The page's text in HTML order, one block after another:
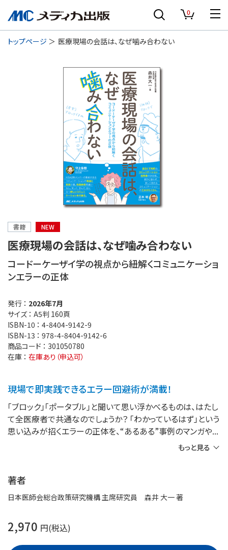
0
トップページ 医療現場の会話は、なぜ噛み合わない
書籍 NEW
医療現場の会話は、なぜ噛み合わない
コードーケーザイ学の視点から紐解くコミュニケーショ
ンエラーの正体
発行 ： 2026年7月
サイズ ： A5判 160頁
ISBN-10 ： 4-8404-9142-9
ISBN-13 ： 978-4-8404-9142-6
商品コード ： 301050780
在庫 ： 在庫あり（申込可）
現場で即実践できるエラー回避術が満載！
「ブロック」「ポータブル」と聞いて思い浮かべるものは、はたし
て全医療者で共通なのでしょうか？ 「わかっているはず」という
思い込みが招くエラーの正体を、“あるある”事例のマンガや
もっと見る
著者
日本医師会総合政策研究機構 主席研究員 森井 大一 著
2,970 円(税込)